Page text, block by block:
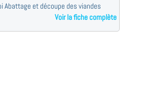
Abattage et découpe des viandes
Voir la fiche complète